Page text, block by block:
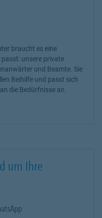
braucht es eine
passt: unsere private
und Beamte. Sie
Beihilfe und passt sich
die Bedürfnisse an.
Tab
um Ihre